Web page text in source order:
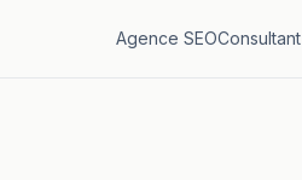
Agence SEOConsultant